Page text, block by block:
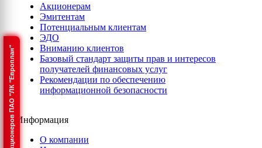
Акционерам
Эмитентам
Потенциальным клиентам
ЭДО
Вниманию клиентов
Базовый стандарт защиты прав и интересов
получателей финансовых услуг
Рекомендации по обеспечению
информационной безопасности
Информация
О компании